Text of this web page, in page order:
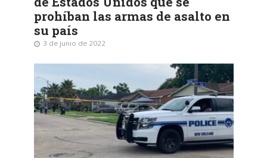
prohíban las armas de asalto en
su país
3 de junio de 2022